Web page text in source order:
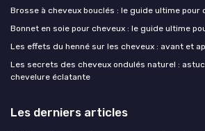
Brosse à cheveux bouclés : le guide ultime pour
Bonnet en soie pour cheveux : le guide ultime
Les effets du henné sur les cheveux : avant et
Les secrets des cheveux ondulés naturel :
chevelure éclatante
Les derniers articles